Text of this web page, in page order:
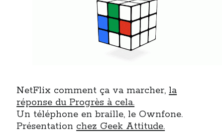
NetFlix comment ça va marcher,la
réponse du Progrès à cela.
Un téléphone en braille, le Ownfone.
Présentation chez Geek Attitude.